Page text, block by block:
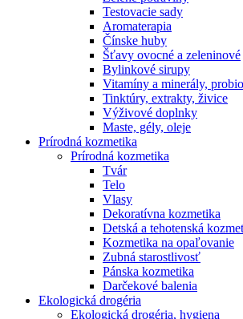
Testovacie sady
Aromaterapia
Čínske huby
Šťavy ovocné a zeleninové
Bylinkové sirupy
Vitamíny a minerály,
Tinktúry, extrakty, živice
Výživové doplnky
Maste, gély, oleje
Prírodná kozmetika
Prírodná kozmetika
Tvár
Telo
Vlasy
Dekoratívna kozmetika
Detská a tehotenská
Kozmetika na opaľovanie
Zubná starostlivosť
Pánska kozmetika
Darčekové balenia
Ekologická drogéria
Ekologická drogéria, hygiena